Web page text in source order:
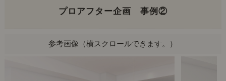
プロアフター企画 事例②
参考画像